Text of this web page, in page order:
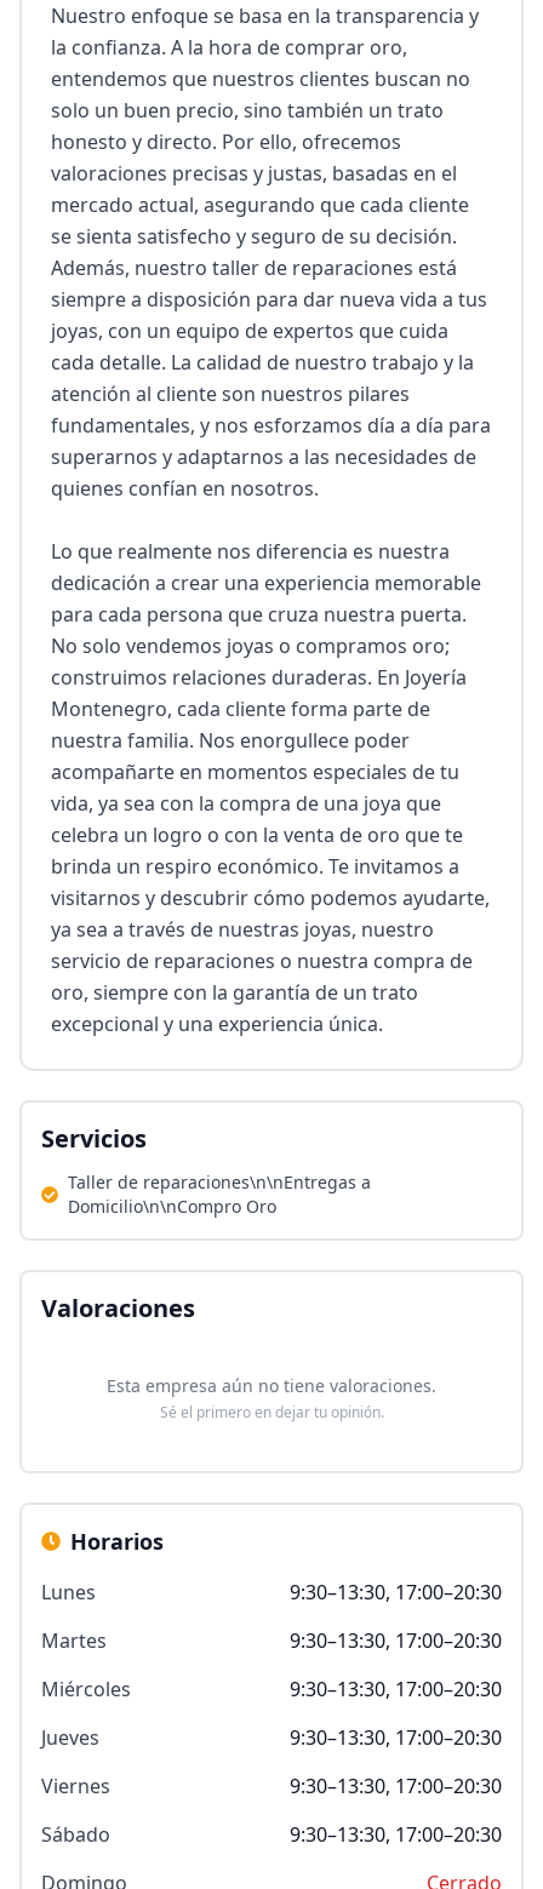
Nuestro enfoque se basa en la transparencia y
la confianza. A la hora de comprar oro,
entendemos que nuestros clientes buscan no
solo un buen precio, sino también un trato
honesto y directo. Por ello, ofrecemos
valoraciones precisas y justas, basadas en el
mercado actual, asegurando que cada cliente
se sienta satisfecho y seguro de su decisión.
Además, nuestro taller de reparaciones está
siempre a disposición para dar nueva vida a tus
joyas, con un equipo de expertos que cuida
cada detalle. La calidad de nuestro trabajo y la
atención al cliente son nuestros pilares
fundamentales, y nos esforzamos día a día para
superarnos y adaptarnos a las necesidades de
quienes confían en nosotros.
Lo que realmente nos diferencia es nuestra
dedicación a crear una experiencia memorable
para cada persona que cruza nuestra puerta.
No solo vendemos joyas o compramos oro;
construimos relaciones duraderas. En Joyería
Montenegro, cada cliente forma parte de
nuestra familia. Nos enorgullece poder
acompañarte en momentos especiales de tu
vida, ya sea con la compra de una joya que
celebra un logro o con la venta de oro que te
brinda un respiro económico. Te invitamos a
visitarnos y descubrir cómo podemos ayudarte,
ya sea a través de nuestras joyas, nuestro
servicio de reparaciones o nuestra compra de
oro, siempre con la garantía de un trato
excepcional y una experiencia única.
Servicios
Taller de reparaciones\n\nEntregas a
Domicilio\n\nCompro Oro
Valoraciones
Esta empresa aún no tiene valoraciones.
Sé el primero en dejar tu opinión.
Horarios
Lunes
9:30–13:30, 17:00–20:30
Martes
9:30–13:30, 17:00–20:30
Miércoles
9:30–13:30, 17:00–20:30
Jueves
9:30–13:30, 17:00–20:30
Viernes
9:30–13:30, 17:00–20:30
Sábado
9:30–13:30, 17:00–20:30
Domingo
Cerrado